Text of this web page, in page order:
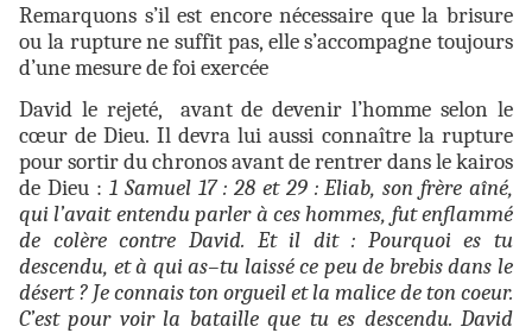
Remarquons s’il est encore nécessaire que la brisure
ou la rupture ne suffit pas, elle s’accompagne toujours
d’une mesure de foi exercée
David le rejeté, avant de devenir l’homme selon le
cœur de Dieu. Il devra lui aussi connaître la rupture
pour sortir du chronos avant de rentrer dans le kairos
de Dieu : 1 Samuel 17 : 28 et 29 : Eliab, son frère aîné,
qui l’avait entendu parler à ces hommes, fut enflammé
de colère contre David. Et il dit : Pourquoi es tu
descendu, et à qui as–tu laissé ce peu de brebis dans le
désert ? Je connais ton orgueil et la malice de ton coeur.
C’est pour voir la bataille que tu es descendu. David